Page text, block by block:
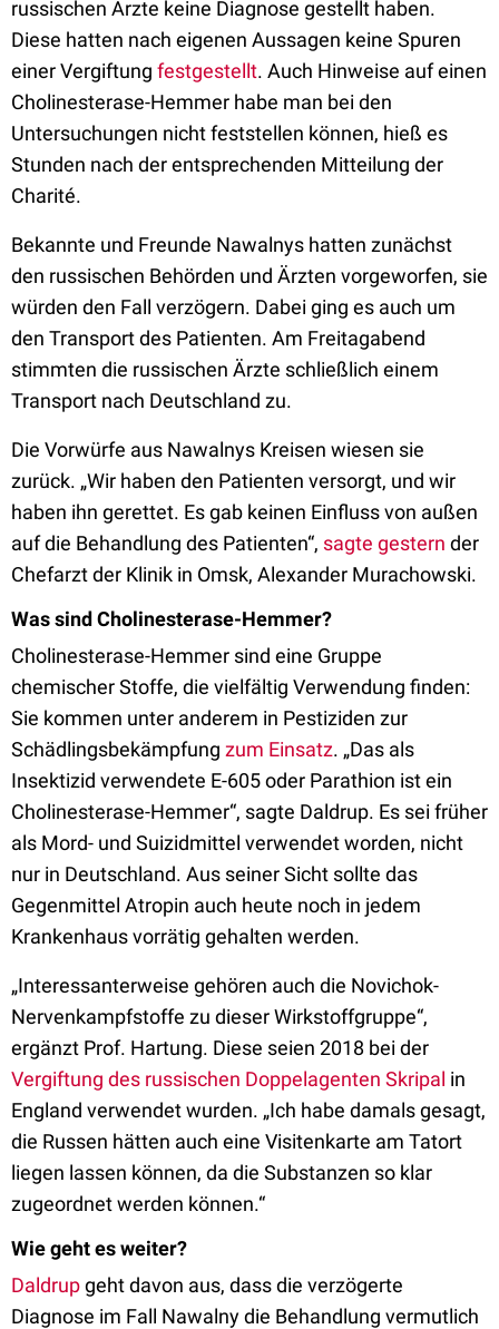
russischen Ärzte keine Diagnose gestellt haben.
Diese hatten nach eigenen Aussagen keine Spuren
einer Vergiftung festgestellt. Auch Hinweise auf einen
Cholinesterase-Hemmer habe man bei den
Untersuchungen nicht feststellen können, hieß es
Stunden nach der entsprechenden Mitteilung der
Charité.
Bekannte und Freunde Nawalnys hatten zunächst
den russischen Behörden und Ärzten vor­­geworfen, sie
würden den Fall verzögern. Dabei ging es auch um
den Transport des Patienten. Am Freitagabend
stimmten die russischen Ärzte schließlich einem
Transport nach Deutschland zu.
Die Vorwürfe aus Nawalnys Kreisen wiesen sie
zurück. „Wir haben den Patienten versorgt, und wir
haben ihn gerettet. Es gab keinen Einfluss von außen
auf die Behandlung des Patienten“, sagte gestern der
Chefarzt der Kli­nik in Omsk, Alexander Murachowski.
Was sind Cholinesterase-Hemmer?
Cholinesterase-Hemmer sind eine Gruppe
chemischer Stoffe, die vielfältig Verwendung finden:
Sie kommen unter anderem in Pestiziden zur
Schädlingsbekämpfung zum Einsatz. „Das als
Insektizid verwendete E-605 oder Parathion ist ein
Cholinesterase-Hemmer“, sagte Daldrup. Es sei früher
als Mord- und Suizidmittel verwendet worden, nicht
nur in Deutschland. Aus seiner Sicht sollte das
Gegenmittel Atropin auch heute noch in jedem
Krankenhaus vorrätig gehalten werden.
„Interessanterweise gehören auch die Novichok-
Nervenkampfstoffe zu dieser Wirkstoffgruppe“,
ergänzt Prof. Hartung. Diese seien 2018 bei der
Vergiftung des russischen Doppelagenten Skripal in
England verwendet wurden. „Ich habe damals gesagt,
die Russen hätten auch eine Visitenkarte am Tatort
liegen lassen können, da die Substanzen so klar
zugeordnet werden können.“
Wie geht es weiter?
Daldrupgeht davon aus, dass die verzögerte
Diagnose im Fall Nawalny die Behandlung vermutlich